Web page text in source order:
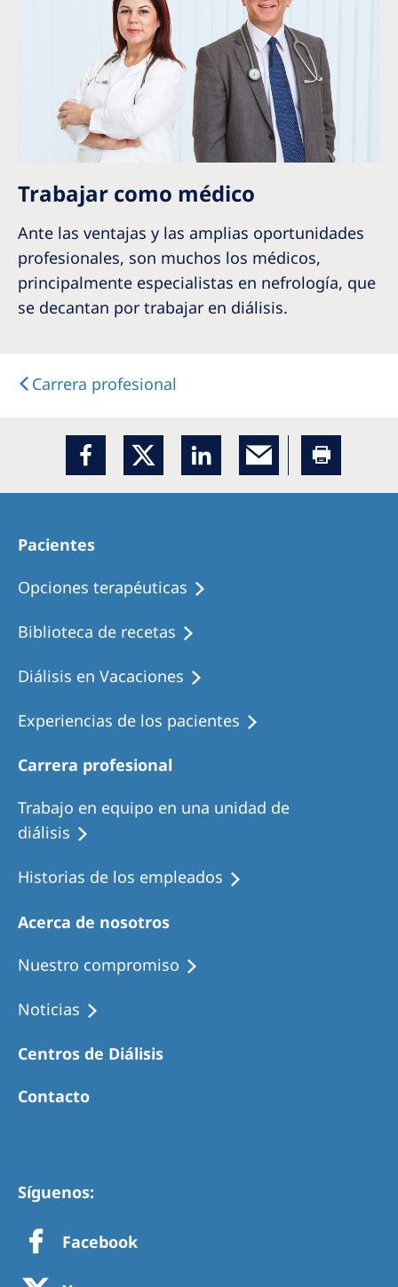
Trabajar como médico
Ante las ventajas y las amplias oportunidades
profesionales, son muchos los médicos,
principalmente especialistas en nefrología, que
se decantan por trabajar en diálisis.
Carrera profesional
Pacientes
Opciones terapéuticas
Biblioteca de recetas
Diálisis en Vacaciones
Experiencias de los pacientes
Carrera profesional
Trabajo en equipo en una unidad de
diálisis
Historias de los empleados
Acerca de nosotros
Nuestro compromiso
Noticias
Centros de Diálisis
Contacto
Síguenos:
Facebook